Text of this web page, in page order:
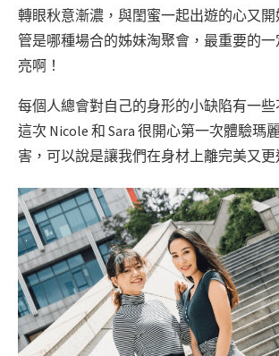
轉眼秋意漸濃，與閨蜜一起出遊的心又
管是哪種場合的姊妹淘聚會，最重要的
亮啊！
每個人總會對自己的身形的小缺陷有一些
這次 Nicole 和 Sara 很開心第一次體驗瑪
害，可以說是讓我們在身材上離完美又更